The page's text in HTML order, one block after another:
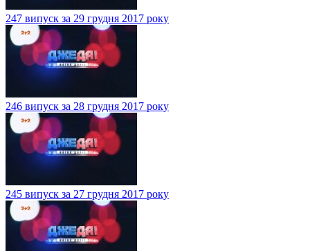
247 випуск за 29 грудня 2017 року
246 випуск за 28 грудня 2017 року
245 випуск за 27 грудня 2017 року